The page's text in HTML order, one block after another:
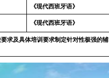
《现代西班牙语》
《现代西班牙语》
求及具体培训要求制定针对性极强的辅